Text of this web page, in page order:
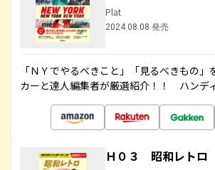
Plat
2024.08.08 発売
「ＮＹでやるべきこと」「見るべきもの
カーと達人編集者が厳選紹介！！ ハンデ
Ｈ０３ 昭和レトロ